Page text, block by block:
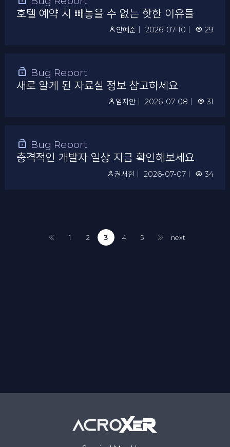
호텔 예약 시 빼놓을 수 없는 핫한 이유들
안예준 ｜2026-07-10 29
Bug Report
새로 알게 된 자료실 정보 참고하세요
임지안 ｜2026-07-08 31
Bug Report
충격적인 개발자 일상 지금 확인해보세요
권서현 ｜2026-07-07 34
1 2 3 4 5 next